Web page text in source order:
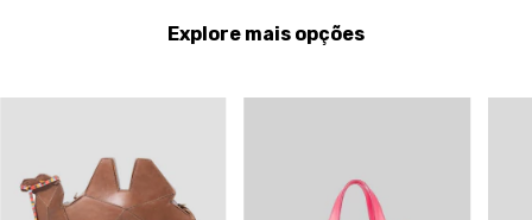
Explore mais opções